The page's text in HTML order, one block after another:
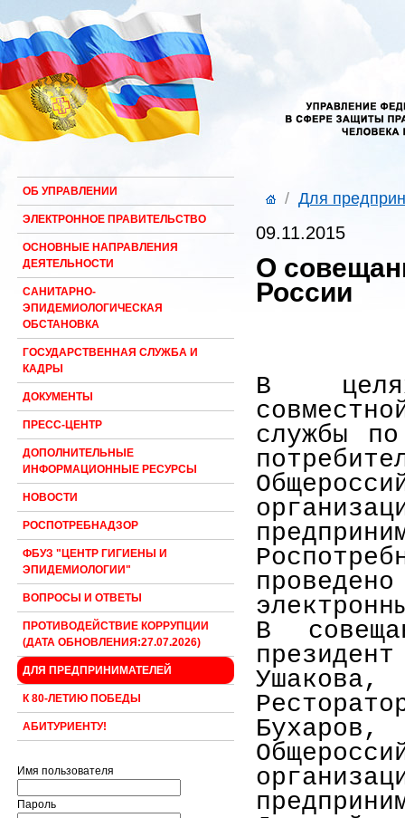
ОБ УПРАВЛЕНИИ
ЭЛЕКТРОННОЕ ПРАВИТЕЛЬСТВО
ОСНОВНЫЕ НАПРАВЛЕНИЯ
ДЕЯТЕЛЬНОСТИ
САНИТАРНО-
ЭПИДЕМИОЛОГИЧЕСКАЯ
ОБСТАНОВКА
ГОСУДАРСТВЕННАЯ СЛУЖБА И
КАДРЫ
ДОКУМЕНТЫ
ПРЕСС-ЦЕНТР
ДОПОЛНИТЕЛЬНЫЕ
ИНФОРМАЦИОННЫЕ РЕСУРСЫ
НОВОСТИ
РОСПОТРЕБНАДЗОР
ФБУЗ "ЦЕНТР ГИГИЕНЫ И
ЭПИДЕМИОЛОГИИ"
ВОПРОСЫ И ОТВЕТЫ
ПРОТИВОДЕЙСТВИЕ КОРРУПЦИИ
(ДАТА ОБНОВЛЕНИЯ:27.07.2026)
ДЛЯ ПРЕДПРИНИМАТЕЛЕЙ
К 80-ЛЕТИЮ ПОБЕДЫ
АБИТУРИЕНТУ!
Имя пользователя
Пароль
/ Для
09.11.2015
О
России
В
службы
В